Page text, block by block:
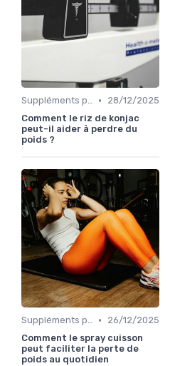
Suppléments pour la perte de poids •
28/12/2025
Comment le riz de konjac
peut-il aider à perdre du
poids ?
Suppléments pour la perte de poids •
26/12/2025
Comment le spray cuisson
peut faciliter la perte de
poids au quotidien